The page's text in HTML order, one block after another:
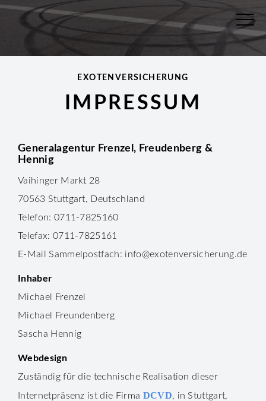
EXOTENVERSICHERUNG
IMPRESSUM
Generalagentur Frenzel, Freudenberg &
Hennig
Vaihinger Markt 28
70563 Stuttgart, Deutschland
Telefon: 0711-7825160
Telefax: 0711-7825161
E-Mail Sammelpostfach: info@exotenversicherung.de
Inhaber
Michael Frenzel
Michael Freundenberg
Sascha Hennig
Webdesign
Zuständig für die technische Realisation dieser
Internetpräsenz ist die Firma DCVD, in Stuttgart,